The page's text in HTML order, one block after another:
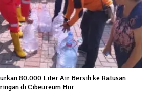
80.000 Liter Air Bersih ke Ratusan
di Cibeureum Hiir